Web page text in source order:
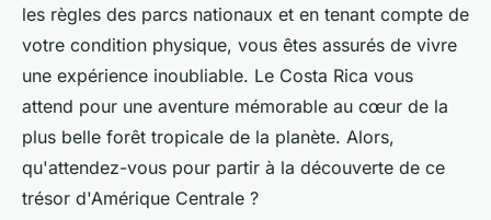
les règles des parcs nationaux et en tenant compte de
votre condition physique, vous êtes assurés de vivre
une expérience inoubliable. Le Costa Rica vous
attend pour une aventure mémorable au cœur de la
plus belle forêt tropicale de la planète. Alors,
qu'attendez-vous pour partir à la découverte de ce
trésor d'Amérique Centrale ?